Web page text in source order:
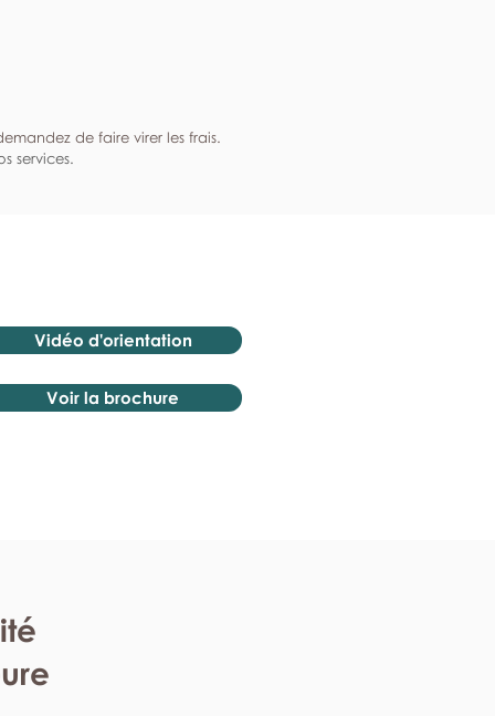
de faire virer les frais.
services.
Vidéo d'orientation
Voir la brochure